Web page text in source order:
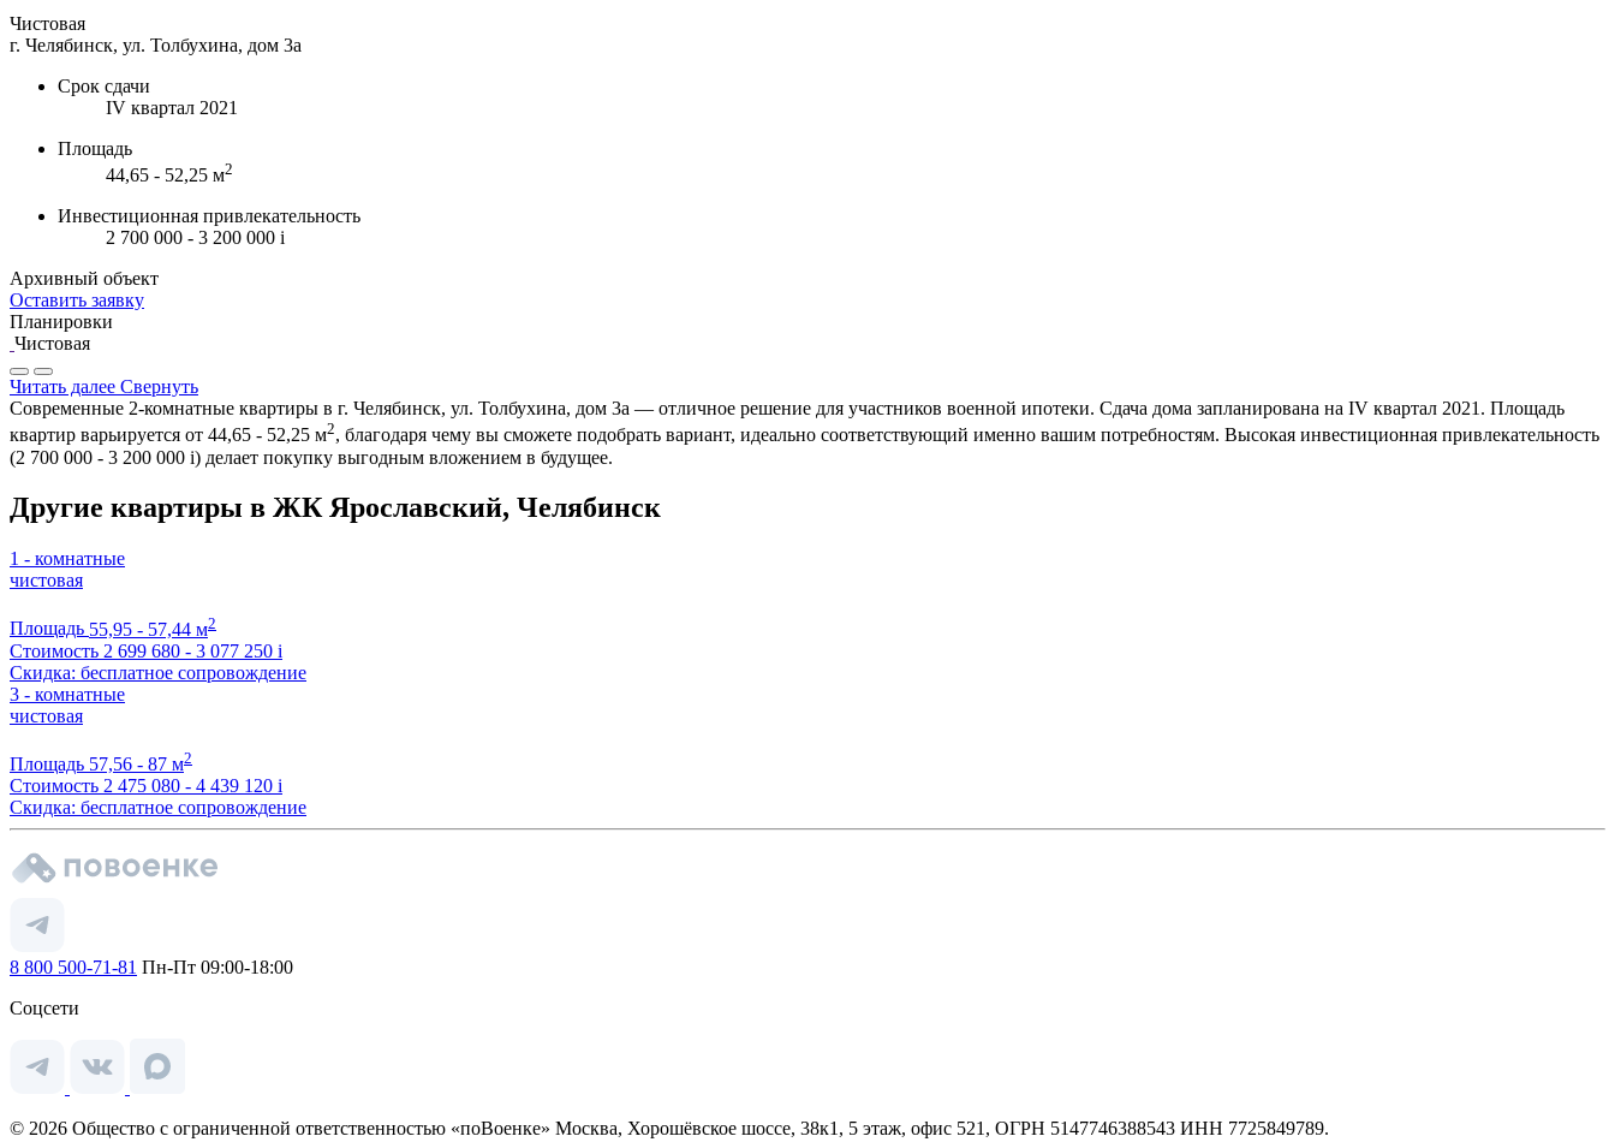
Чистовая
г. Челябинск, ул. Толбухина, дом 3а
Срок сдачи
IV квартал 2021
Площадь
44,65 - 52,25 м2
Инвестиционная привлекательность
2 700 000 - 3 200 000 i
Архивный объект
Оставить заявку
Планировки
Чистовая
Читать далее Свернуть
Современные 2-комнатные квартиры в г. Челябинск, ул. Толбухина, дом 3а — отличное решение для участников военной ипотеки. Сдача дома запланирована на IV квартал 2021. Площадь
квартир варьируется от 44,65 - 52,25 м2, благодаря чему вы сможете подобрать вариант, идеально соответствующий именно вашим потребностям. Высокая инвестиционная привлекательность
(2 700 000 - 3 200 000 i) делает покупку выгодным вложением в будущее.
Другие квартиры в ЖК Ярославский, Челябинск
1 - комнатные
чистовая
Площадь 55,95 - 57,44 м2
Стоимость 2 699 680 - 3 077 250 i
Скидка: бесплатное сопровождение
3 - комнатные
чистовая
Площадь 57,56 - 87 м2
Стоимость 2 475 080 - 4 439 120 i
Скидка: бесплатное сопровождение
8 800 500-71-81 Пн-Пт 09:00-18:00
Соцсети
© 2026 Общество с ограниченной ответственностью «поВоенке» Москва, Хорошёвское шоссе, 38к1, 5 этаж, офис 521, ОГРН 5147746388543 ИНН 7725849789.